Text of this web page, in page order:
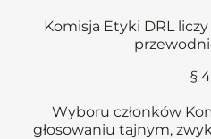
Komisja Etyki DRL liczy
§ 4
Wyboru członków
głosowaniu tajnym,